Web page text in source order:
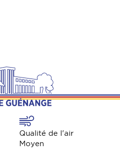
Qualité de l'air
Moyen